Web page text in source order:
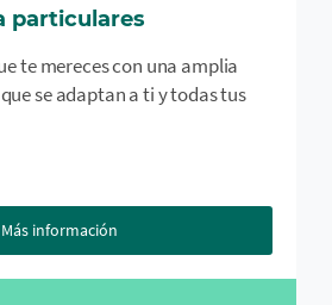
particulares
te mereces con una amplia
se adaptan a ti y todas tus
Más información